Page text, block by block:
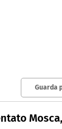
Guarda